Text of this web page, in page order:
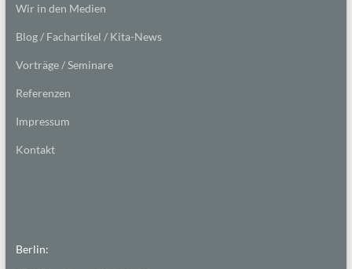
Wir in den Medien
Blog / Fachartikel / Kita-News
Vorträge / Seminare
Referenzen
Impressum
Kontakt
Berlin: